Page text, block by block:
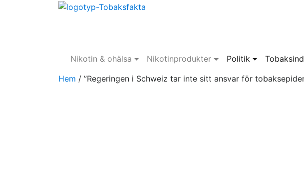
Nikotin & ohälsa Nikotinprodukter Politik
Hem / ”Regeringen i Schweiz tar inte sitt ansvar för